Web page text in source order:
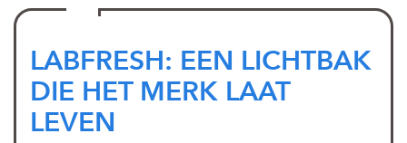
LABFRESH: EEN LICHTBAK
DIE HET MERK LAAT
LEVEN